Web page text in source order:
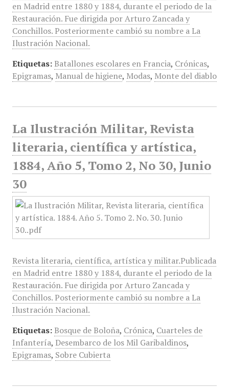
en Madrid entre 1880 y 1884, durante el periodo de la
Restauración. Fue dirigida por Arturo Zancada y
Conchillos. Posteriormente cambió su nombre a La
Ilustración Nacional.
Etiquetas: Batallones escolares en Francia, Crónicas,
Epigramas, Manual de higiene, Modas, Monte del diablo
La Ilustración Militar, Revista
literaria, científica y artística,
1884, Año 5, Tomo 2, No 30, Junio
30
Revista literaria, científica, artística y militar.Publicada
en Madrid entre 1880 y 1884, durante el periodo de la
Restauración. Fue dirigida por Arturo Zancada y
Conchillos. Posteriormente cambió su nombre a La
Ilustración Nacional.
Etiquetas: Bosque de Boloña, Crónica, Cuarteles de
Infantería, Desembarco de los Mil Garibaldinos,
Epigramas, Sobre Cubierta